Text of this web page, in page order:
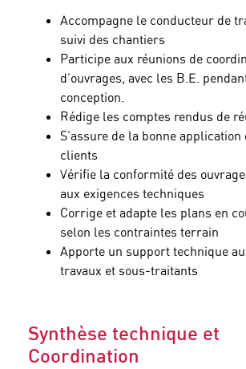
Accompagne le conducteur de
suivi des chantiers
Participe aux réunions de
d’ouvrages, avec les B.E.
conception.
Rédige les comptes rendus de
S’assure de la bonne application
clients
Vérifie la conformité des
aux exigences techniques
Corrige et adapte les plans en
selon les contraintes terrain
Apporte un support technique
travaux et sous-traitants
Synthèse technique et
Coordination